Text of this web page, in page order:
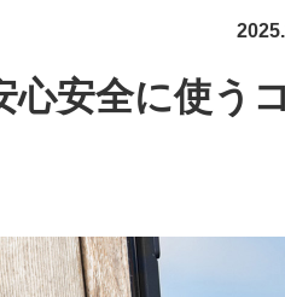
安全に使うコ